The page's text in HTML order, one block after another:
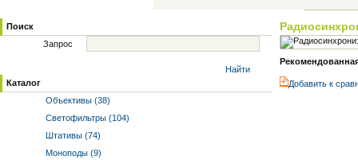
Поиск
Запрос
Найти
Каталог
Объективы (38)
Светофильтры (104)
Штативы (74)
Моноподы (9)
Добавить к